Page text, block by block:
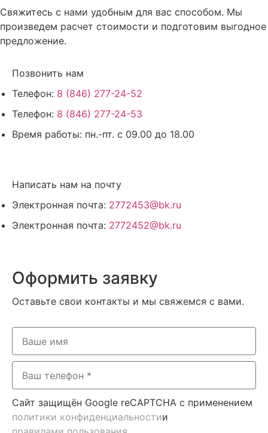
Свяжитесь с нами удобным для вас способом. Мы
произведем расчет стоимости и подготовим выгодное
предложение.
Позвонить нам
Телефон: 8 (846) 277-24-52
Телефон: 8 (846) 277-24-53
Время работы: пн.-пт. с 09.00 до 18.00
Написать нам на почту
Электронная почта: 2772453@bk.ru
Электронная почта: 2772452@bk.ru
Оформить заявку
Оставьте свои контакты и мы свяжемся с вами.
Сайт защищён Google reCAPTCHA с применением
политики конфиденциальностии